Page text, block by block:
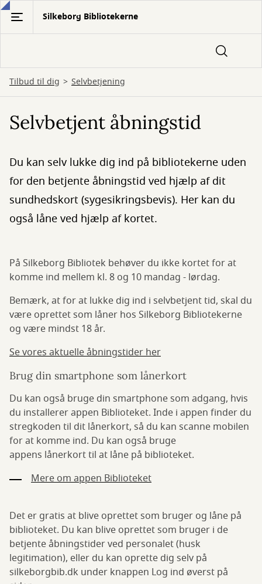
Gå
hovedindhold
Silkeborg Bibliotekerne
Tilbud til dig Selvbetjening
Selvbetjent åbningstid
Du kan selv lukke dig ind på bibliotekerne uden
for den betjente åbningstid ved hjælp af dit
sundhedskort (sygesikringsbevis). Her kan du
også låne ved hjælp af kortet.
På Silkeborg Bibliotek behøver du ikke kortet for at
komme ind mellem kl. 8 og 10 mandag - lørdag.
Bemærk, at for at lukke dig ind i selvbetjent tid, skal du
være oprettet som låner hos Silkeborg Bibliotekerne
og være mindst 18 år.
Se vores aktuelle åbningstider her
Brug din smartphone som lånerkort
Du kan også bruge din smartphone som adgang, hvis
du installerer appen Biblioteket. Inde i appen finder du
stregkoden til dit lånerkort, så du kan scanne mobilen
for at komme ind. Du kan også bruge
appens lånerkort til at låne på biblioteket.
Mere om appen Biblioteket
Det er gratis at blive oprettet som bruger og låne på
biblioteket. Du kan blive oprettet som bruger i de
betjente åbningstider ved personalet (husk
legitimation), eller du kan oprette dig selv på
silkeborgbib.dk under knappen Log ind øverst på